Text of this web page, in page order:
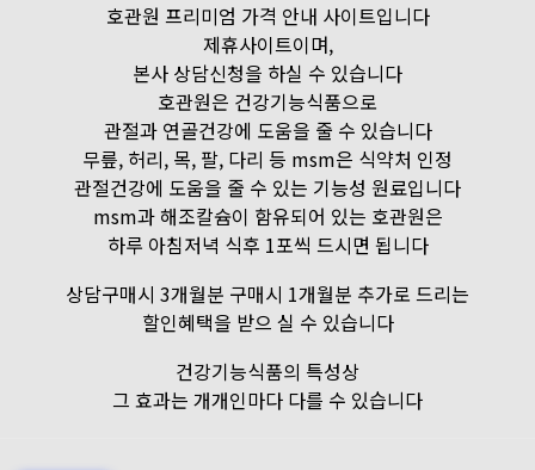
호관원 프리미엄 가격 안내 사이트입니다
제휴사이트이며,
본사 상담신청을 하실 수 있습니다
호관원은 건강기능식품으로
관절과 연골건강에 도움을 줄 수 있습니다
무릎, 허리, 목, 팔, 다리 등 msm은 식약처 인정
관절건강에 도움을 줄 수 있는 기능성 원료입니다
msm과 해조칼슘이 함유되어 있는 호관원은
하루 아침저녁 식후 1포씩 드시면 됩니다
상담구매시 3개월분 구매시 1개월분 추가로 드리는
할인혜택을 받으 실 수 있습니다
건강기능식품의 특성상
그 효과는 개개인마다 다를 수 있습니다